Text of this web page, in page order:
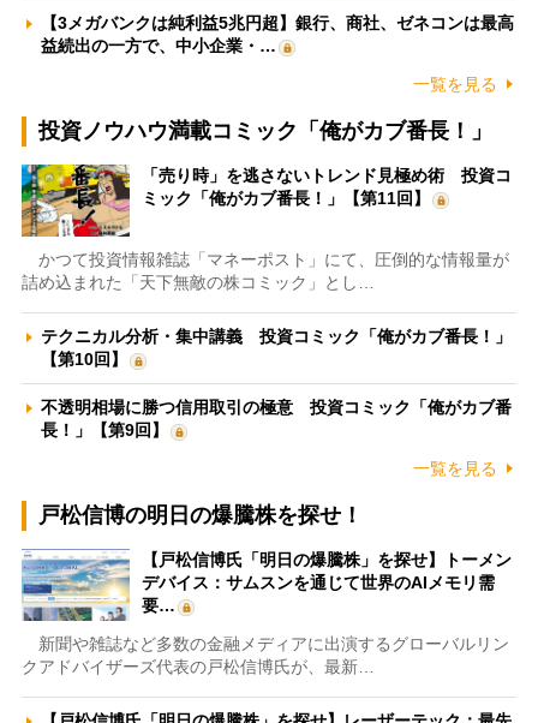
【3メガバンクは純利益5兆円超】銀行、商社、ゼネコンは最高
益続出の一方で、中小企業・…
一覧を見る
投資ノウハウ満載コミック「俺がカブ番長！」
「売り時」を逃さないトレンド見極め術 投資コ
ミック「俺がカブ番長！」【第11回】
かつて投資情報雑誌「マネーポスト」にて、圧倒的な情報量が
詰め込まれた「天下無敵の株コミック」とし…
テクニカル分析・集中講義 投資コミック「俺がカブ番長！」
【第10回】
不透明相場に勝つ信用取引の極意 投資コミック「俺がカブ番
長！」【第9回】
一覧を見る
戸松信博の明日の爆騰株を探せ！
【戸松信博氏「明日の爆騰株」を探せ】トーメン
デバイス：サムスンを通じて世界のAIメモリ需
要…
新聞や雑誌など多数の金融メディアに出演するグローバルリン
クアドバイザーズ代表の戸松信博氏が、最新…